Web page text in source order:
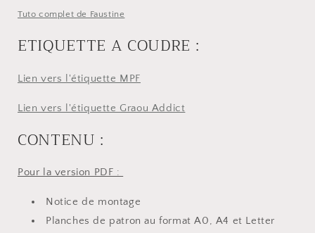
Tuto complet de Faustine
ETIQUETTE A COUDRE :
Lien vers l'étiquette MPF
Lien vers l'étiquette Graou Addict
CONTENU :
Pour la version PDF :
Notice de montage
Planches de patron au format A0, A4 et Letter